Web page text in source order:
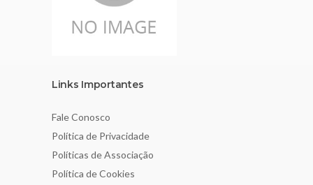
Links Importantes
Fale Conosco
Política de Privacidade
Políticas de Associação
Política de Cookies